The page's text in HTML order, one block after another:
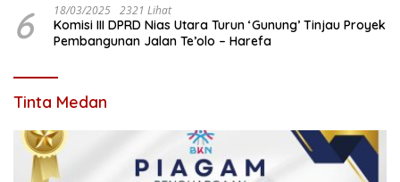
6 18/03/2025 2321 Lihat
Komisi III DPRD Nias Utara Turun ‘Gunung’ Tinjau Proyek
Pembangunan Jalan Te’olo – Harefa
Tinta Medan